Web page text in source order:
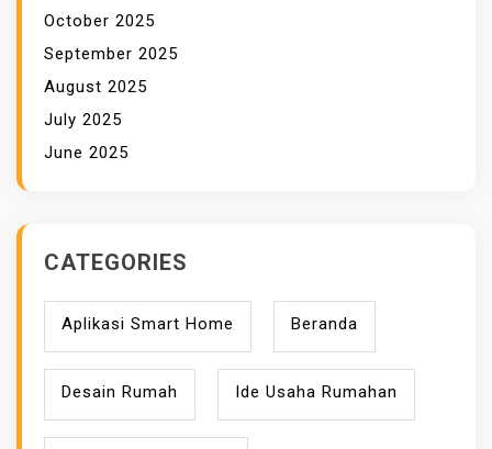
October 2025
September 2025
August 2025
July 2025
June 2025
CATEGORIES
Aplikasi Smart Home Beranda
Desain Rumah Ide Usaha Rumahan